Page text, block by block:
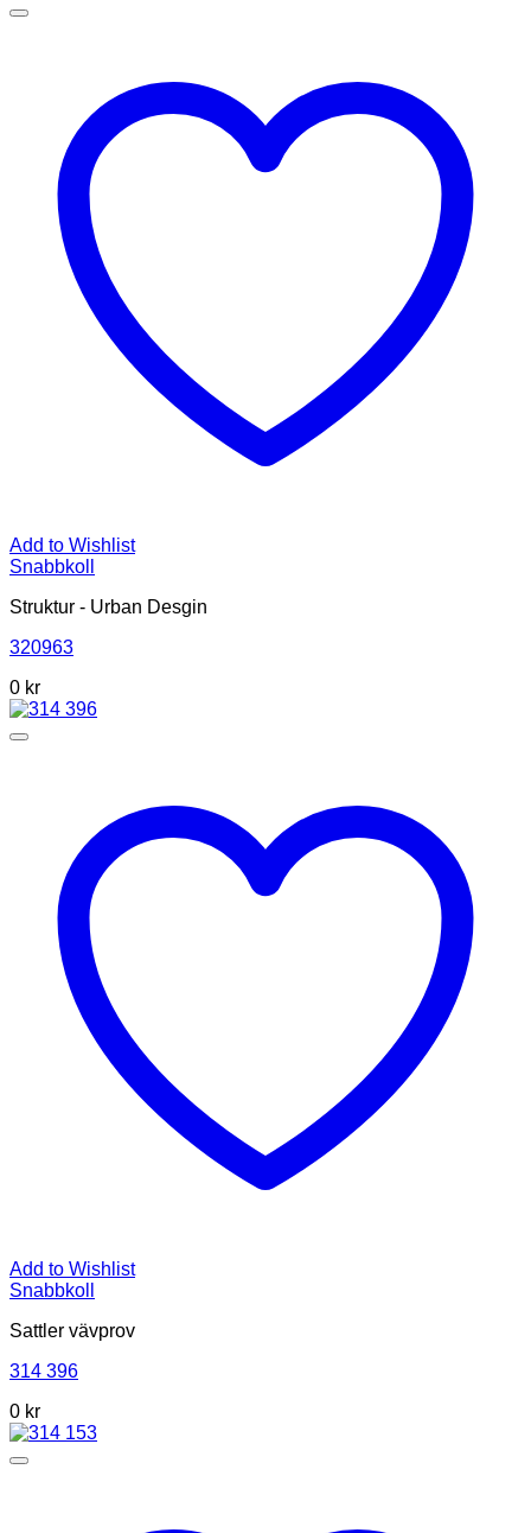
Add to Wishlist
Snabbkoll
Struktur - Urban Desgin
320963
0 kr
Add to Wishlist
Snabbkoll
Sattler vävprov
314 396
0 kr